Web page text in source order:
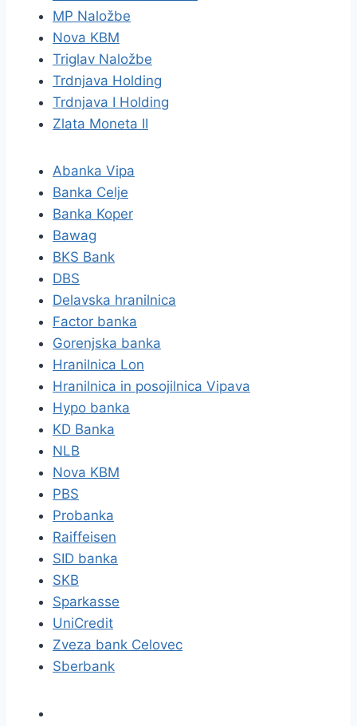
MP Naložbe
Nova KBM
Triglav Naložbe
Trdnjava Holding
Trdnjava I Holding
Zlata Moneta II
Abanka Vipa
Banka Celje
Banka Koper
Bawag
BKS Bank
DBS
Delavska hranilnica
Factor banka
Gorenjska banka
Hranilnica Lon
Hranilnica in posojilnica Vipava
Hypo banka
KD Banka
NLB
Nova KBM
PBS
Probanka
Raiffeisen
SID banka
SKB
Sparkasse
UniCredit
Zveza bank Celovec
Sberbank